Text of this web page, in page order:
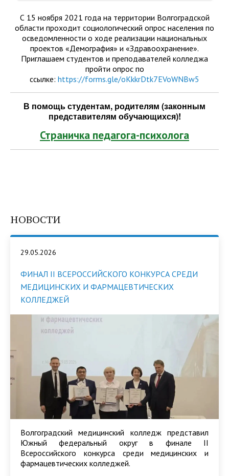
С 15 ноября 2021 года на территории Волгоградской
области проходит социологический опрос населения по
осведомленности о ходе реализации национальных
проектов «Демография» и «Здравоохранение».
Приглашаем студентов и преподавателей колледжа
пройти опрос по
ссылке: https://forms.gle/oKkkrDtk7EVoWNBw5
В помощь студентам, родителям (законным
представителям обучающихся)!
Страничка педагога-психолога
НОВОСТИ
29.05.2026
ФИНАЛ II ВСЕРОССИЙСКОГО КОНКУРСА СРЕДИ
МЕДИЦИНСКИХ И ФАРМАЦЕВТИЧЕСКИХ
КОЛЛЕДЖЕЙ
Волгоградский медицинский колледж представил
Южный федеральный округ в финале II
Всероссийского конкурса среди медицинских и
фармацевтических колледжей.